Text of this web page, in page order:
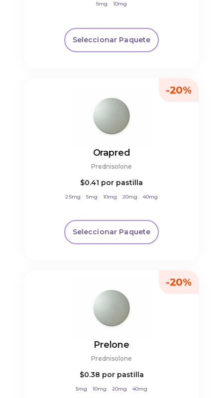
5mg 10mg
Seleccionar Paquete
Orapred
Prednisolone
$0.41 por pastilla
2.5mg 5mg 10mg 20mg 40mg
Seleccionar Paquete
-20%
Prelone
Prednisolone
$0.38 por pastilla
5mg 10mg 20mg 40mg
-20%